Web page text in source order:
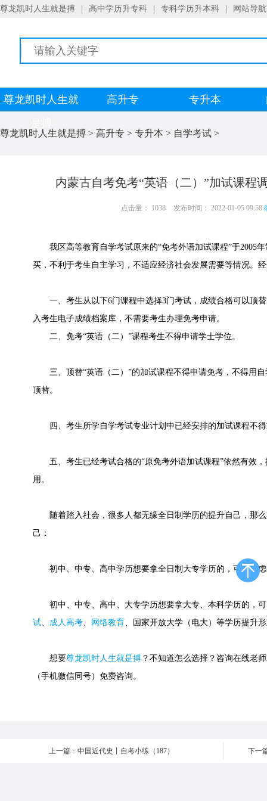
尊龙凯时人生就是搏 高中学历升专科 专科学历升本科 网站导航
尊龙凯时人生就
高升专 专升本
尊龙凯时人生就是搏 > 高升专 > 专升本 > 自学考试 >
内蒙古自考免考“英语（二）”加试课程
点击量： 1038 发布时间： 2022-01-05 09:58
我区高等教育自学考试原来的“免考外语加试课程”于2005年
买，不利于考生自主学习，不适应经济社会发展需要等情况。
一、考生从以下6门课程中选择3门考试，成绩合格可以顶替
入考生电子成绩档案库，不需要考生办理免考申请。
二、免考“英语（二）”课程考生不得申请学士学位。
三、顶替“英语（二）”的加试课程不得申请免考，不得用自
顶替。
四、考生所学自学考试专业计划中已经安排的加试课程不得
五、考生已经考试合格的“原免考外语加试课程”依然有效，
用。
随着踏入社会，很多人都无缘全日制学历的提升自己，那么
己：
初中、中专、高中学历想要拿全日制大专学历的，可以考虑
初中、中专、高中、大专学历想要拿大专、本科学历的，可
试、 成人高考、 网络教育、国家开放大学（电大）等学历提升
想要尊龙凯时人生就是搏 ？不知道怎么选择？咨询在线老
（手机微信同号）免费咨询。
上一篇：中国近代史丨自考小练（187） 下一